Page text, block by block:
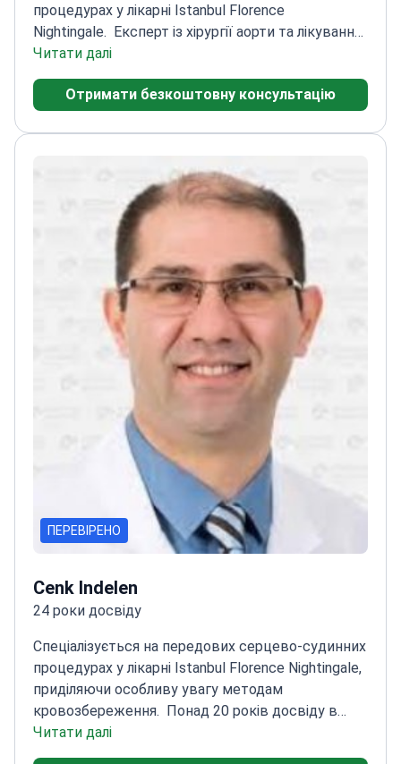
процедурах у лікарні Istanbul Florence
Nightingale. Експерт із хірургії аорти та лікування
аритмії Пройшов навчання в Кардіологічному
інституті Стамбульського
університетуВикористовує передову
точностіДоцент з великим академічним
Читати далі
Отримати безкоштовну консультацію
ПЕРЕВІРЕНО
Cenk Indelen
24 роки досвіду
Спеціалізується на передових серцево-судинних
процедурах у лікарні Istanbul Florence Nightingale,
приділяючи особливу увагу методам
кровозбереження.
Понад 20 років досвіду в
торакальній та серцево-судинній
хірургіїПройшов навчання роботизованим
Читати далі